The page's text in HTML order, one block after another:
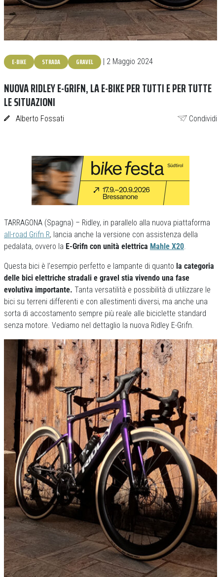
E-BIKE STRADA GRAVEL | 2 Maggio 2024
NUOVA RIDLEY E-GRIFN, LA E-BIKE PER TUTTI E PER TUTTE
LE SITUAZIONI
Alberto Fossati Condividi
TARRAGONA (Spagna) – Ridley, in parallelo alla nuova piattaforma
all-road Grifn R, lancia anche la versione con assistenza della
pedalata, ovvero la E-Grifn con unità elettrica Mahle X20.
Questa bici è l’esempio perfetto e lampante di quanto la categoria
delle bici elettriche stradali e gravel stia vivendo una fase
evolutiva importante. Tanta versatilità e possibilità di utilizzare le
bici su terreni differenti e con allestimenti diversi, ma anche una
sorta di accostamento sempre più reale alle biciclette standard
senza motore. Vediamo nel dettaglio la nuova Ridley E-Grifn.